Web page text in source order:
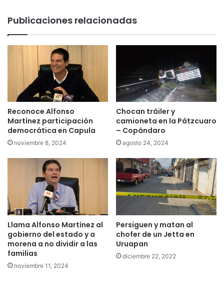
Publicaciones relacionadas
Reconoce Alfonso
Martínez participación
democrática en Capula
noviembre 8, 2024
Chocan tráiler y
camioneta en la Pátzcuaro
– Copándaro
agosto 24, 2024
Llama Alfonso Martínez al
gobierno del estado y a
morena a no dividir a las
familias
noviembre 11, 2024
Persiguen y matan al
chofer de un Jetta en
Uruapan
diciembre 22, 2022